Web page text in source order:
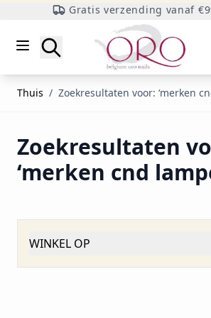
Gratis verzending vanaf
Zoeken
Thuis / Zoekresultaten voor: ‘merken
Zoekresultaten
‘merken cnd
WINKEL OP